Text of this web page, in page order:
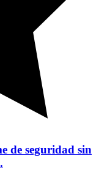
de seguridad sin